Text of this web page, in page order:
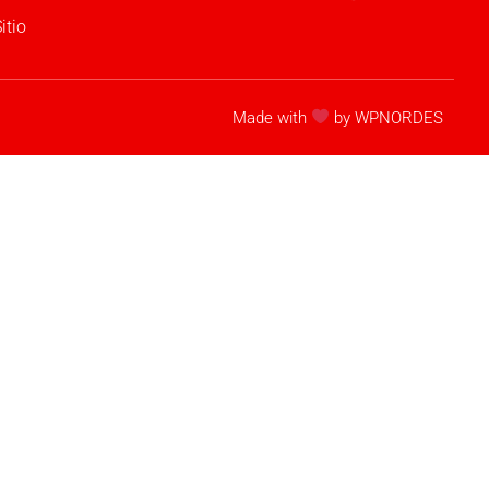
Made with by WPNORDES